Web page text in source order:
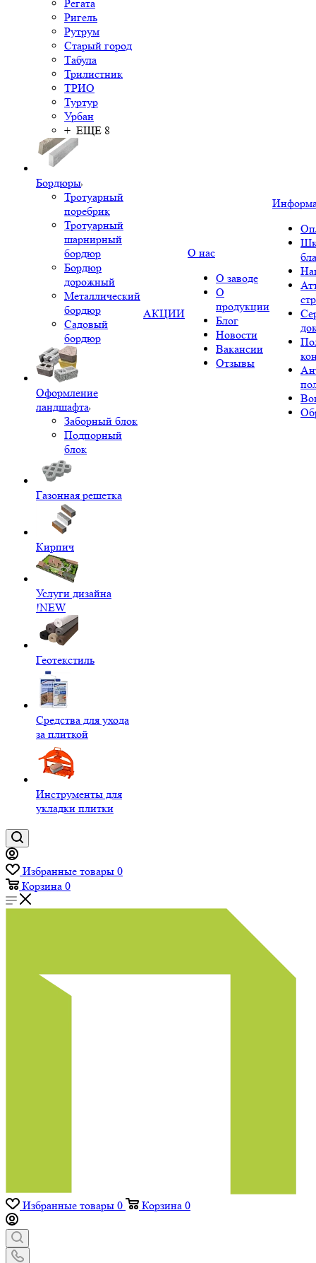
Регата
Ригель
Рутрум
Старый город
Табула
Трилистник
ТРИО
Туртур
Урбан
+ ЕЩЕ 8
Бордюры
Тротуарный
поребрик
Тротуарный
шарнирный
бордюр
Бордюр
дорожный
Металлический
бордюр
Садовый
бордюр
Оформление
ландшафта
Заборный блок
Подпорный
блок
Газонная решетка
Кирпич
Услуги дизайна
!NEW
Геотекстиль
Средства для ухода
за плиткой
Инструменты для
укладки плитки
АКЦИИ
О нас
О заводе
О
продукции
Блог
Новости
Вакансии
Отзывы
Избранные товары 0
Корзина 0
Избранные товары 0 Корзина 0